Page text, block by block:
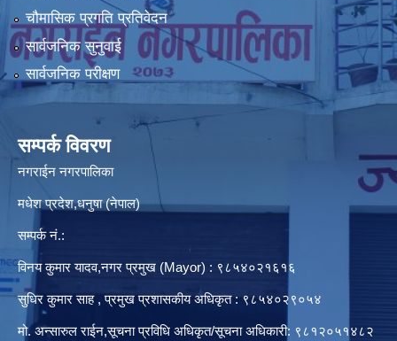
चौमासिक प्रगति प्रतिवेदन
सार्वजनिक सुनुवाई
सार्वजनिक परीक्षण
सम्पर्क विवरण
नगराईन नगरपालिका
मधेश प्रदेश,धनुषा (नेपाल)
सम्पर्क नं.:
विनय कुमार यादव,नगर प्रमुख (Mayor) : ९८५४०२१६१६
सुधिर कुमार साह , प्रमुख प्रशासकीय अधिकृत : ९८५४०२९०५४
मो. अन्सारुल राईन,सूचना प्रविधि अधिकृत/सूचना अधिकारी: ९८१२०५१४८२